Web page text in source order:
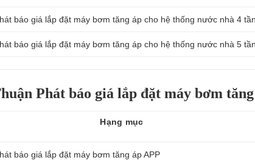
báo giá lắp đặt máy bơm tăng áp cho hệ thống nước nhà 4
báo giá lắp đặt máy bơm tăng áp cho hệ thống nước nhà 5
Phát báo giá lắp đặt máy bơm
Hạng mục
báo giá lắp đặt máy bơm tăng áp APP